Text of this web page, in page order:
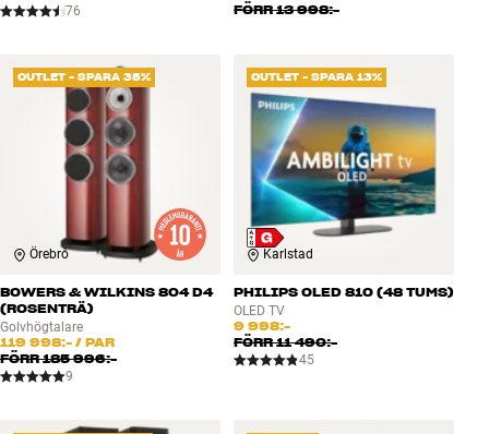
76
FÖRR13 998:-
OUTLET - SPARA 35%
Örebro
BOWERS & WILKINS 804 D4
(ROSENTRÄ)
Golvhögtalare
119 998:- / PAR
FÖRR185 996:-
9
OUTLET - SPARA 13%
Karlstad
PHILIPS OLED 810 (48 TUMS)
OLED TV
9 998:-
FÖRR11 490:-
45